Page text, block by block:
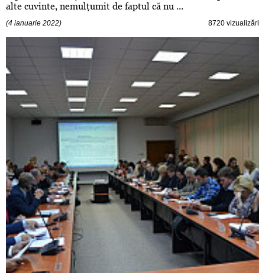
alte cuvinte, nemulţumit de faptul că nu ...
(4 ianuarie 2022) 8720 vizualizări